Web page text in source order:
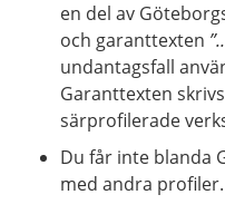
en del av
och garanttexten
undantagsfall
Garanttexten
särprofilerade
Du får inte blanda
med andra profiler.